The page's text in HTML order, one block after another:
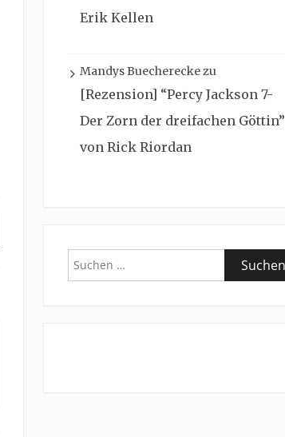
Erik Kellen
Mandys Buechereckezu
[Rezension] “Percy Jackson 7-
Der Zorn der dreifachen Göttin”
von Rick Riordan
Suchen
nach: